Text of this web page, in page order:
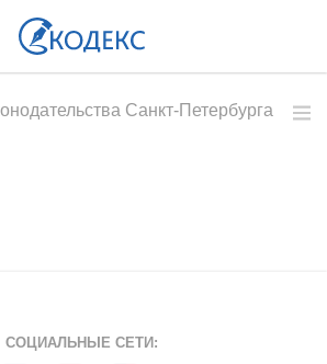
Санкт-Петербурга
СОЦИАЛЬНЫЕ СЕТИ: